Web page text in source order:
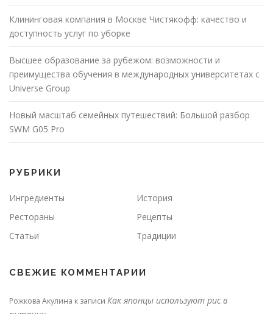
Клининговая компания в Москве Чистякофф: качество и
доступность услуг по уборке
Высшее образование за рубежом: возможности и
преимущества обучения в международных университетах с
Universe Group
Новый масштаб семейных путешествий: Большой разбор
SWM G05 Pro
РУБРИКИ
Ингредиенты
История
Рестораны
Рецепты
Статьи
Традиции
СВЕЖИЕ КОММЕНТАРИИ
Рожкова Акулина к записи Как японцы используют рис в